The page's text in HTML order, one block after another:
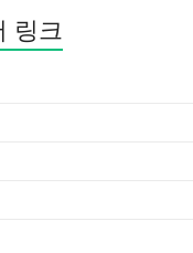
링크